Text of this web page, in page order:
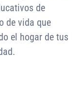
de
de vida que
el hogar de tus